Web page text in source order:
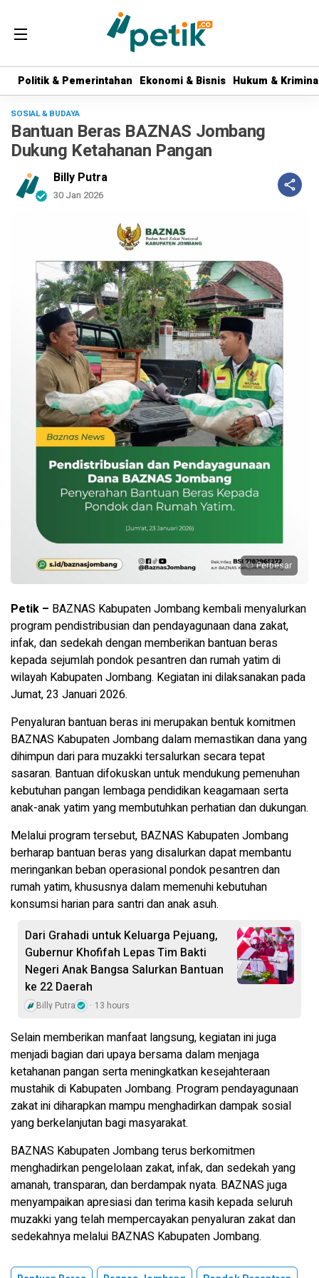
Politik & Pemerintahan Ekonomi & Bisnis Hukum &
Politik & Pemerintahan Ekonomi & Bisnis Hukum &
SOSIAL & BUDAYA
Bantuan Beras BAZNAS Jombang
Dukung Ketahanan Pangan
Billy Putra
30 Jan 2026
Perbesar
Petik – BAZNAS Kabupaten Jombang kembali menyalurkan
program pendistribusian dan pendayagunaan dana zakat,
infak, dan sedekah dengan memberikan bantuan beras
kepada sejumlah pondok pesantren dan rumah yatim di
wilayah Kabupaten Jombang. Kegiatan ini dilaksanakan pada
Jumat, 23 Januari 2026.
Penyaluran bantuan beras ini merupakan bentuk komitmen
BAZNAS Kabupaten Jombang dalam memastikan dana yang
dihimpun dari para muzakki tersalurkan secara tepat
sasaran. Bantuan difokuskan untuk mendukung pemenuhan
kebutuhan pangan lembaga pendidikan keagamaan serta
anak-anak yatim yang membutuhkan perhatian dan dukungan.
Melalui program tersebut, BAZNAS Kabupaten Jombang
berharap bantuan beras yang disalurkan dapat membantu
meringankan beban operasional pondok pesantren dan
rumah yatim, khususnya dalam memenuhi kebutuhan
konsumsi harian para santri dan anak asuh.
Dari Grahadi untuk Keluarga Pejuang,
Gubernur Khofifah Lepas Tim Bakti
Negeri Anak Bangsa Salurkan Bantuan
ke 22 Daerah
Billy Putra 13 hours
Selain memberikan manfaat langsung, kegiatan ini juga
menjadi bagian dari upaya bersama dalam menjaga
ketahanan pangan serta meningkatkan kesejahteraan
mustahik di Kabupaten Jombang. Program pendayagunaan
zakat ini diharapkan mampu menghadirkan dampak sosial
yang berkelanjutan bagi masyarakat.
BAZNAS Kabupaten Jombang terus berkomitmen
menghadirkan pengelolaan zakat, infak, dan sedekah yang
amanah, transparan, dan berdampak nyata. BAZNAS juga
menyampaikan apresiasi dan terima kasih kepada seluruh
muzakki yang telah mempercayakan penyaluran zakat dan
sedekahnya melalui BAZNAS Kabupaten Jombang.